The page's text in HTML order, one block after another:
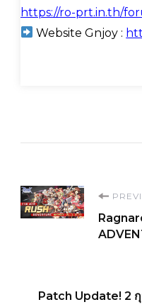
https://ro-prt.in.th/
Website Gnjoy :
Post
Patch Update! 2